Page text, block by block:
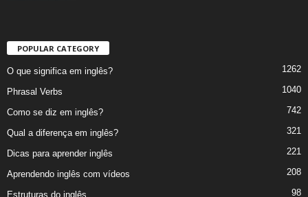
POPULAR CATEGORY
O que significa em inglês? 1262
Phrasal Verbs 1040
Como se diz em inglês? 742
Qual a diferença em inglês? 321
Dicas para aprender inglês 221
Aprendendo inglês com vídeos 208
Estruturas do inglês 98